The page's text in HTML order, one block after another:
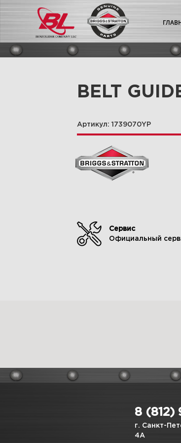
BELT
Артикул: 1739070YP
Сервис
Официальный
8 (812)
г. Санкт-
4А